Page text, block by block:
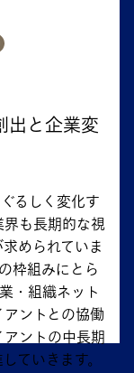
出と企業変
るしく変化す
も長期的な視
められていま
枠組みにとら
・組織ネット
ントとの協働
ントの中長期
ていきます。